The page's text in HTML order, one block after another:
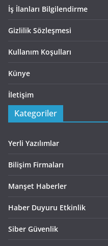
İş İlanları Bilgilendirme
Gizlilik Sözleşmesi
Kullanım Koşulları
Künye
İletişim
Kategoriler
Yerli Yazılımlar
Bilişim Firmaları
Manşet Haberler
Haber Duyuru Etkinlik
Siber Güvenlik